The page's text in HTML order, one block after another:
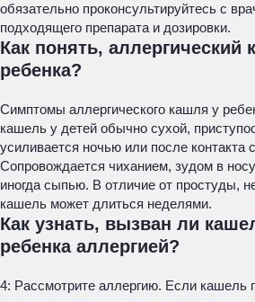
обязательно проконсультируйтесь с
подходящего препарата и дозировки.
Как понять, аллергический
ребенка?
Симптомы аллергического кашля у
кашель у детей обычно сухой,
усиливается ночью или после контакта
Сопровождается чиханием, зудом в
иногда сыпью. В отличие от простуды,
кашель может длиться неделями.
Как узнать, вызван ли
ребенка аллергией?
4: Рассмотрите аллергию. Если кашель